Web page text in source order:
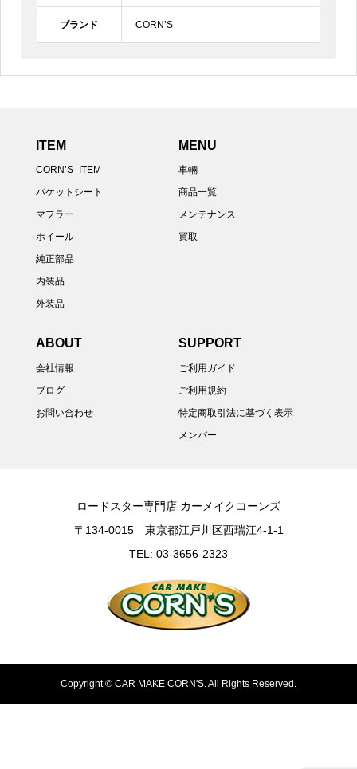
ブランド CORN’S
ITEM
CORN’S_ITEM
バケットシート
マフラー
ホイール
純正部品
内装品
外装品
MENU
車輛
商品一覧
メンテナンス
買取
ABOUT
会社情報
ブログ
お問い合わせ
SUPPORT
ご利用ガイド
ご利用規約
特定商取引法に基づく表示
メンバー
ロードスター専門店 カーメイクコーンズ
〒134-0015 東京都江戸川区西瑞江4-1-1
TEL: 03-3656-2323
Copyright © CAR MAKE CORN'S. All Rights Reserved.